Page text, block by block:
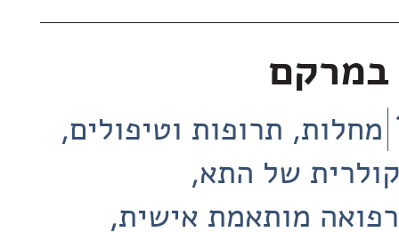
במרקם
מחלות, תרופות וטיפולים
של התא
רפואה מותאמת אישית